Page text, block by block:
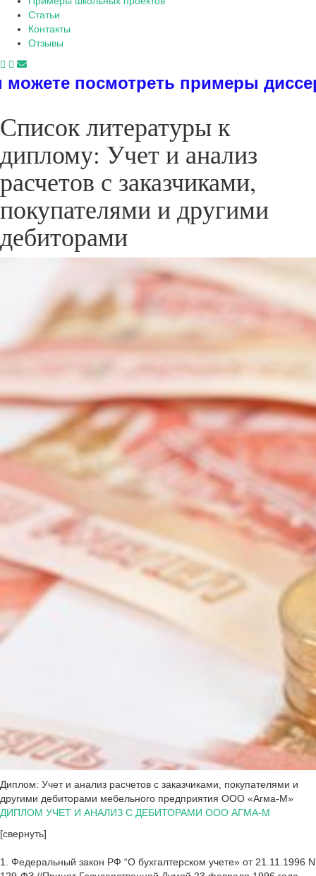
Статьи
Контакты
Отзывы
примеры диссертаций,
Список литературы к
диплому: Учет и анализ
расчетов с заказчиками,
покупателями и другими
дебиторами
Диплом: Учет и анализ расчетов с заказчиками, покупателями и
другими дебиторами мебельного предприятия ООО «Агма-М»
ДИПЛОМ УЧЕТ И АНАЛИЗ С ДЕБИТОРАМИ ООО АГМА-М
[свернуть]
1. Федеральный закон РФ “О бухгалтерском учете» от 21.11.1996 N